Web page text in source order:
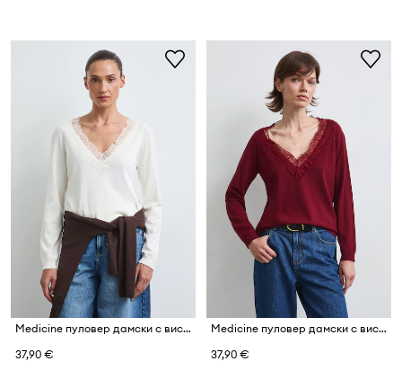
Medicine пуловер дамски с вискоза
37,90 €
Medicine пуловер дамски с вискоза
37,90 €